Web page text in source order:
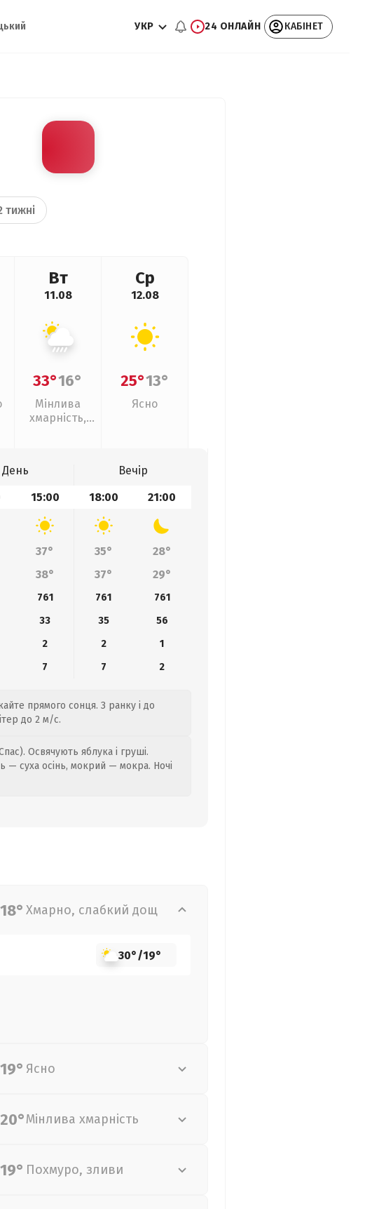
УКР 24 ОНЛАЙН КАБІНЕТ
тижні
Вт
11.08
33°16°
Мінлива
хмарність,
Ср
12.08
25°13°
Ясно
День
Вечір
15:00 18:00 21:00
37° 35°
28°
38° 37° 29°
761 761
761
33 35
56
2 2
1
7 7 2
прямого сонця. З ранку і до
до 2 м/с.
Освячують яблука і груші.
— суха осінь, мокрий — мокра. Ночі
18° Хмарно, слабкий дощ
30°/19°
19° Ясно
20°Мінлива хмарність
19° Похмуро, зливи